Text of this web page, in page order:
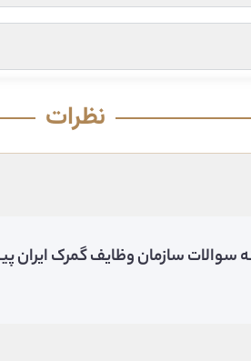
نظرات
سوالات سازمان وظایف گمرک ایران